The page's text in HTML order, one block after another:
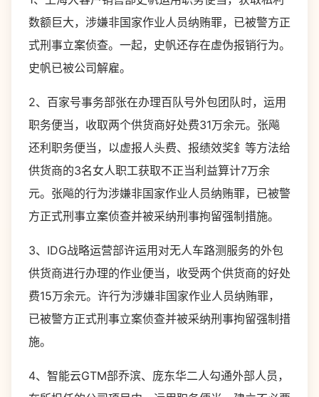
数额巨大，涉嫌非国家作业人员纳贿罪，已被警方正
式刑事立案侦查。一起，史帆还存在虚伪报销行为。
史帆已被公司解雇。
2、百家号事务部张在办理百队号外包团队时，运用
职务便当，收取两个供货商好处费31万余元。张飚
还利职务便当，以虚报人头费、报绩效奖釒等方法给
供货商的3名女人职工获取不正当利益算计7万余
元。张飚的行为涉嫌非国家作业人员纳贿罪，已被警
方正式刑事立案侦查并被采纳刑事拘留强制措施。
3、IDG战略运营部许运用对无人车路测服务的外包
供货商进行办理的作业便当，收受两个供货商的好处
费15万余元。许行为涉嫌非国家作业人员纳贿罪，
已被警方正式刑事立案侦查并被采纳刑事拘留强制措
施。
4、智能云GTM部乔滨、庞东华二人勾通外部人员，